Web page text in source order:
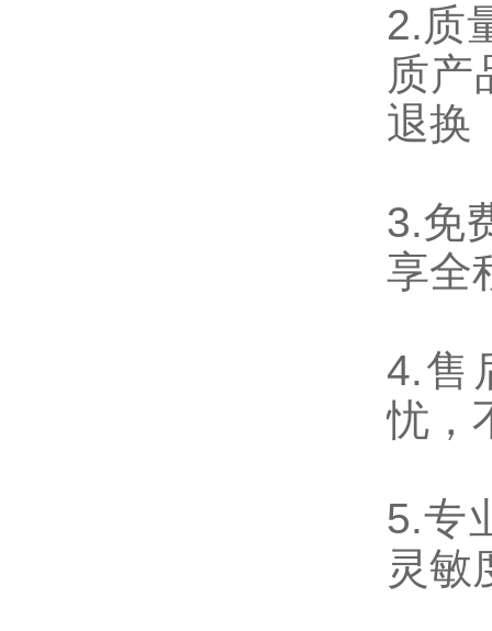
2.质
质产
退换
3.免
享全
4.售
忧，
5.专
灵敏